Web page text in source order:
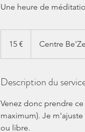
Une heure de
15 € Centre
Description du
Venez donc prendre
maximum). Je
ou libre.